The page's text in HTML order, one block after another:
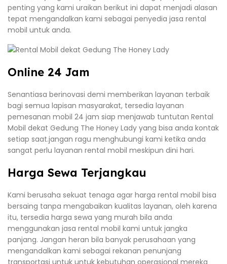
penting yang kami uraikan berikut ini dapat menjadi alasan
tepat mengandalkan kami sebagai penyedia jasa rental
mobil untuk anda.
Online 24 Jam
Senantiasa berinovasi demi memberikan layanan terbaik
bagi semua lapisan masyarakat, tersedia layanan
pemesanan mobil 24 jam siap menjawab tuntutan Rental
Mobil dekat Gedung The Honey Lady yang bisa anda kontak
setiap saat.jangan ragu menghubungi kami ketika anda
sangat perlu layanan rental mobil meskipun dini hari.
Harga Sewa Terjangkau
Kami berusaha sekuat tenaga agar harga rental mobil bisa
bersaing tanpa mengabaikan kualitas layanan, oleh karena
itu, tersedia harga sewa yang murah bila anda
menggunakan jasa rental mobil kami untuk jangka
panjang. Jangan heran bila banyak perusahaan yang
mengandalkan kami sebagai rekanan penunjang